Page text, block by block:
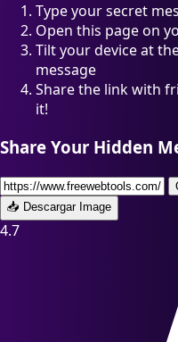
Type your secret
Open this page on
Tilt your device at
message
Share the link with
it!
Share Your Hidden
📥 Descargar Image
4.7